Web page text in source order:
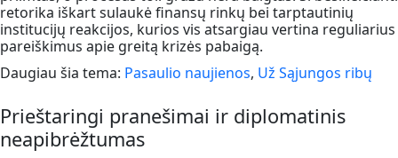
retorika iškart sulaukė finansų rinkų bei tarptautinių
institucijų reakcijos, kurios vis atsargiau vertina reguliarius
pareiškimus apie greitą krizės pabaigą.
Daugiau šia tema: Pasaulio naujienos, Už Sąjungos ribų
Prieštaringi pranešimai ir diplomatinis
neapibrėžtumas